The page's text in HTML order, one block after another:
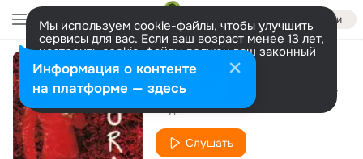
Войти
Мы используем cookie-файлы, чтобы улучшить
сервисы для вас. Если ваш возраст менее 13 лет,
настроить cookie-файлы должен ваш законный
представитель. Больше информации
Разрешить все Настроить Не Верь Слезам (A-One Remix)
Шура
Слушать
Информация о контенте
на платформе — здесь